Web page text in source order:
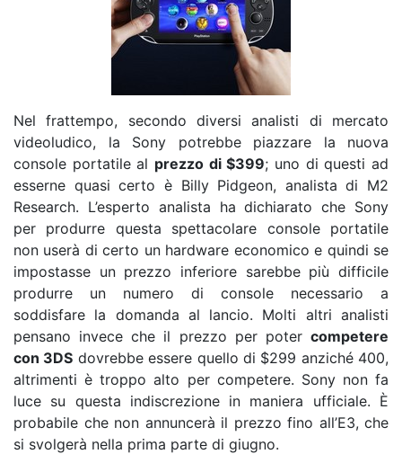
Nel frattempo, secondo diversi analisti di mercato
videoludico, la Sony potrebbe piazzare la nuova
console portatile al prezzo di $399; uno di questi ad
esserne quasi certo è Billy Pidgeon, analista di M2
Research. L’esperto analista ha dichiarato che Sony
per produrre questa spettacolare console portatile
non userà di certo un hardware economico e quindi se
impostasse un prezzo inferiore sarebbe più difficile
produrre un numero di console necessario a
soddisfare la domanda al lancio. Molti altri analisti
pensano invece che il prezzo per poter competere
con 3DS dovrebbe essere quello di $299 anziché 400,
altrimenti è troppo alto per competere. Sony non fa
luce su questa indiscrezione in maniera ufficiale. È
probabile che non annuncerà il prezzo fino all’E3, che
si svolgerà nella prima parte di giugno.